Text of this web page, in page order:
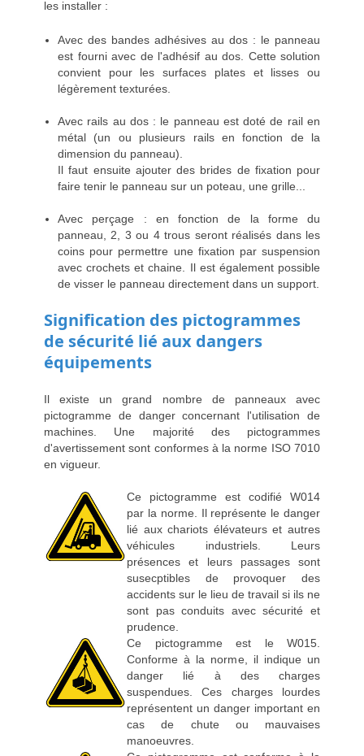
les installer :
Avec des bandes adhésives au dos : le panneau
est fourni avec de l'adhésif au dos. Cette solution
convient pour les surfaces plates et lisses ou
légèrement texturées.
Avec rails au dos : le panneau est doté de rail en
métal (un ou plusieurs rails en fonction de la
dimension du panneau).
Il faut ensuite ajouter des brides de fixation pour
faire tenir le panneau sur un poteau, une grille...
Avec perçage : en fonction de la forme du
panneau, 2, 3 ou 4 trous seront réalisés dans les
coins pour permettre une fixation par suspension
avec crochets et chaine. Il est également possible
de visser le panneau directement dans un support.
Signification des pictogrammes
de sécurité lié aux dangers
équipements
Il existe un grand nombre de panneaux avec
pictogramme de danger concernant l'utilisation de
machines. Une majorité des pictogrammes
d'avertissement sont conformes à la norme ISO 7010
en vigueur.
Ce pictogramme est codifié W014
par la norme. Il représente le danger
lié aux chariots élévateurs et autres
véhicules industriels. Leurs
présences et leurs passages sont
susecptibles de provoquer des
accidents sur le lieu de travail si ils ne
sont pas conduits avec sécurité et
prudence.
Ce pictogramme est le W015.
Conforme à la norme, il indique un
danger lié à des charges
suspendues. Ces charges lourdes
représentent un danger important en
cas de chute ou mauvaises
manoeuvres.